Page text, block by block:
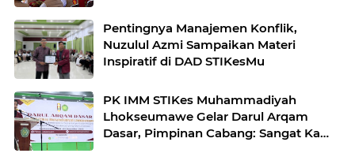
Pentingnya Manajemen Konflik,
Nuzulul Azmi Sampaikan Materi
Inspiratif di DAD STIKesMu
PK IMM STIKes Muhammadiyah
Lhokseumawe Gelar Darul Arqam
Dasar, Pimpinan Cabang: Sangat Kami